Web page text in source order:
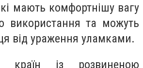
мають комфортнішу вагу
використання та можуть
від ураження уламками.
країн із розвиненою